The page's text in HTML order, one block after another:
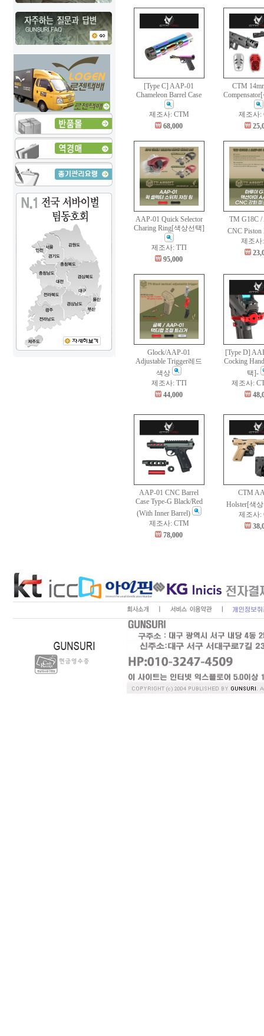
[Type C] AAP-01
Chameleon Barrel Case
제조사: CTM
68,000
CTM
제조사:
AAP-01 Quick Selector
Charing Ring[색상선택]
제조사: TTI
95,000
TM G18C
CNC Piston
제조사
Glock/AAP-01
Adjustable Trigger레드
색상
제조사: TTI
44,000
[Type D]
Cocking
택]-
제조사:
AAP-01 CNC Barrel
Case Type-G Black/Red
(With Inner Barrel)
제조사: CTM
78,000
CTM
Holster[색
제조사: